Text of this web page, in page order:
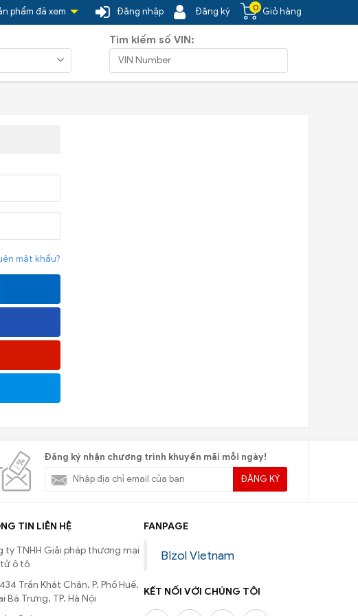
0 Giỏ hàng
Đăng ký
Đăng nhập
phẩm đã xem
Tìm kiếm số VIN:
mật khẩu?
Đăng ký nhận chương trình khuyến mãi mỗi ngày!
ĐĂNG KÝ
TIN LIÊN HỆ
ty TNHH Giải pháp thương mại
ô tô
Trần Khát Chân, P. Phố Huế,
Bà Trưng, TP. Hà Nội
FANPAGE
Bizol Vietnam
KẾT NỐI VỚI CHÚNG TÔI